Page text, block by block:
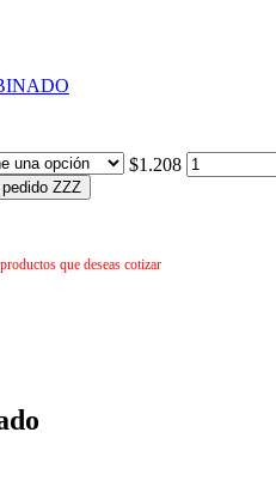
ZZZ
$1.208
que deseas cotizar